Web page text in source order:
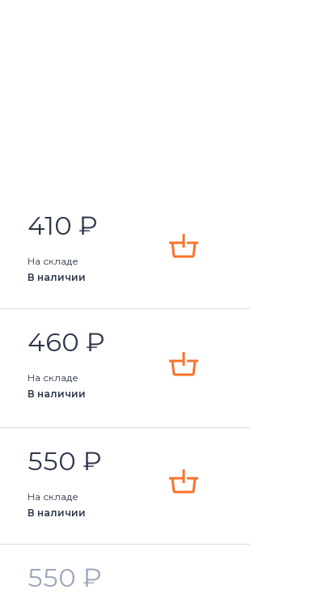
410 ₽
На складе
В наличии
460 ₽
На складе
В наличии
550 ₽
На складе
В наличии
550 ₽